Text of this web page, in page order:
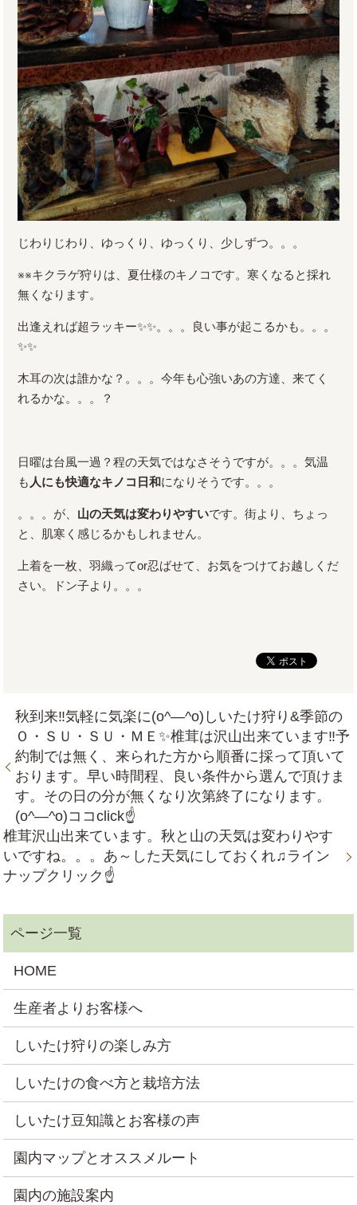
じわりじわり、ゆっくり、ゆっくり、少しずつ。。。
※※キクラゲ狩りは、夏仕様のキノコです。寒くなると採れ
無くなります。
出逢えれば超ラッキー✨✨。。。良い事が起こるかも。。。
✨✨
木耳の次は誰かな？。。。今年も心強いあの方達、来てく
れるかな。。。？
日曜は台風一過？程の天気ではなさそうですが。。。気温
も 人にも快適なキノコ日和になりそうです。。。
。。。が、 山の天気は変わりやすいです。街より、ちょっ
と、肌寒く感じるかもしれません。
上着を一枚、羽織ってor忍ばせて、お気をつけてお越しくだ
さい。ドン子より。。。
秋到来‼気軽に気楽に(o^―^o)しいたけ狩り&季節の
Ｏ・ＳＵ・ＳＵ・ＭＥ✨椎茸は沢山出来ています‼予
約制では無く、来られた方から順番に採って頂いて
おります。早い時間程、良い条件から選んで頂けま
す。その日の分が無くなり次第終了になります。
(o^―^o)ココclick☝
椎茸沢山出来ています。秋と山の天気は変わりやす
いですね。。。あ～した天気にしておくれ♫ライン
ナップクリック☝
HOME
生産者よりお客様へ
しいたけ狩りの楽しみ方
しいたけの食べ方と栽培方法
しいたけ豆知識とお客様の声
園内マップとオススメルート
園内の施設案内